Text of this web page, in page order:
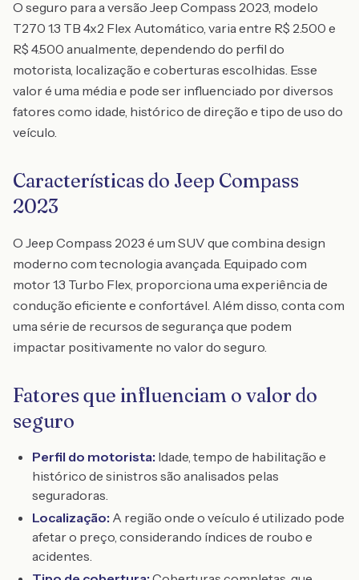
O seguro para a versão Jeep Compass 2023, modelo
T270 1.3 TB 4x2 Flex Automático, varia entre R$ 2.500 e
R$ 4.500 anualmente, dependendo do perfil do
motorista, localização e coberturas escolhidas. Esse
valor é uma média e pode ser influenciado por diversos
fatores como idade, histórico de direção e tipo de uso do
veículo.
Características do Jeep Compass
2023
O Jeep Compass 2023 é um SUV que combina design
moderno com tecnologia avançada. Equipado com
motor 1.3 Turbo Flex, proporciona uma experiência de
condução eficiente e confortável. Além disso, conta com
uma série de recursos de segurança que podem
impactar positivamente no valor do seguro.
Fatores que influenciam o valor do
seguro
Perfil do motorista: Idade, tempo de habilitação e
histórico de sinistros são analisados pelas
seguradoras.
Localização: A região onde o veículo é utilizado pode
afetar o preço, considerando índices de roubo e
acidentes.